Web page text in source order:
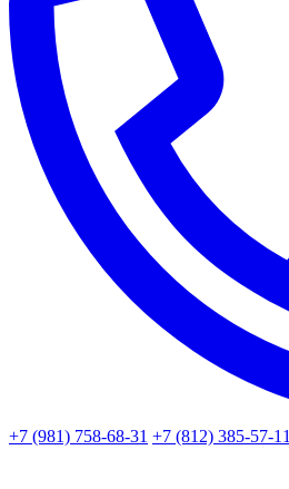
+7 (981) 758-68-31 +7 (812) 385-57-11